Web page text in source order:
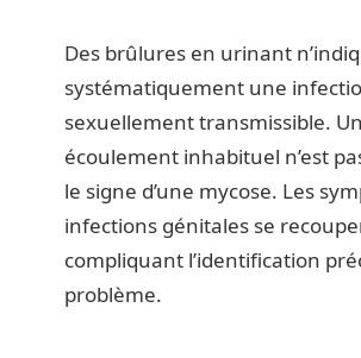
Des brûlures en urinant
systématiquement une
sexuellement transmissible. Un
écoulement inhabituel n’est
le signe d’une mycose. Les
infections génitales se
compliquant l’identification
problème.